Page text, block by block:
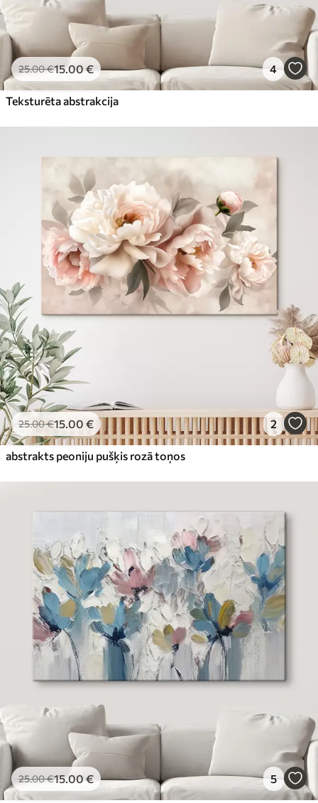
25.00€15.00€ 4
Teksturēta abstrakcija
25.00€15.00 € 2
abstrakts peoniju pušķis rozā toņos
25.00€15.00€ 5